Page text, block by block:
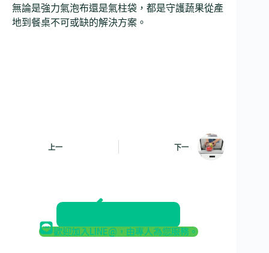
無論是強力氣泡布還是氣柱袋，都是守護蔬果從產
地到餐桌不可或缺的解決方案。
上一 下一
歡迎加入LINE@，由專人為您服務。